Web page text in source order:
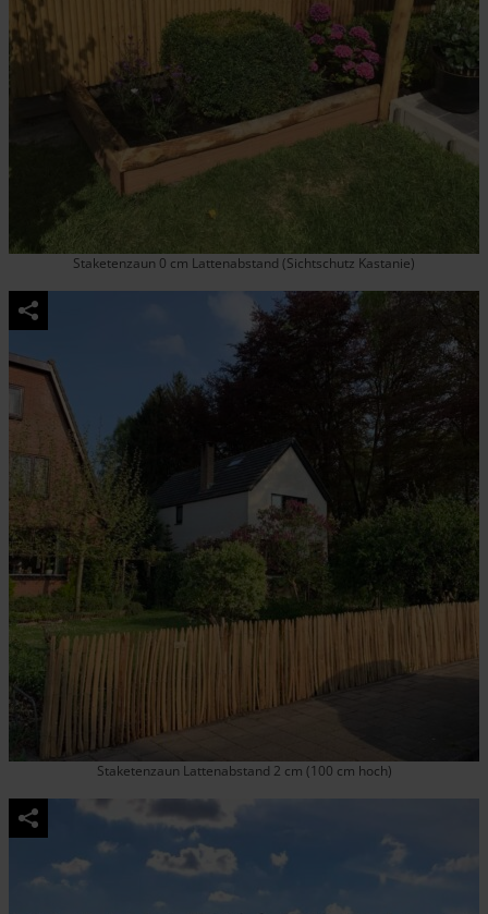
Staketenzaun 0 cm Lattenabstand (Sichtschutz Kastanie)
Staketenzaun Lattenabstand 2 cm (100 cm hoch)